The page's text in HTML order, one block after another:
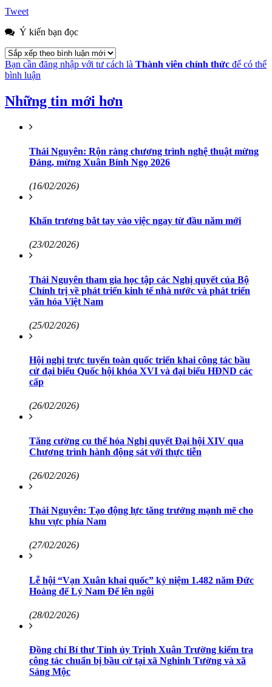
Tweet
Ý kiến bạn đọc
Bạn cần đăng nhập với tư cách là Thành viên chính thức để có thể
bình luận
Những tin mới hơn
Thái Nguyên: Rộn ràng chương trình nghệ thuật mừng
Đảng, mừng Xuân Bính Ngọ 2026
(16/02/2026)
Khẩn trương bắt tay vào việc ngay từ đầu năm mới
(23/02/2026)
Thái Nguyên tham gia học tập các Nghị quyết của Bộ
Chính trị về phát triển kinh tế nhà nước và phát triển
văn hóa Việt Nam
(25/02/2026)
Hội nghị trực tuyến toàn quốc triển khai công tác bầu
cử đại biểu Quốc hội khóa XVI và đại biểu HĐND các
cấp
(26/02/2026)
Tăng cường cụ thể hóa Nghị quyết Đại hội XIV qua
Chương trình hành động sát với thực tiễn
(26/02/2026)
Thái Nguyên: Tạo động lực tăng trưởng mạnh mẽ cho
khu vực phía Nam
(27/02/2026)
Lễ hội “Vạn Xuân khai quốc” kỷ niệm 1.482 năm Đức
Hoàng đế Lý Nam Đế lên ngôi
(28/02/2026)
Đồng chí Bí thư Tỉnh ủy Trịnh Xuân Trường kiểm tra
công tác chuẩn bị bầu cử tại xã Nghinh Tường và xã
Sảng Mộc